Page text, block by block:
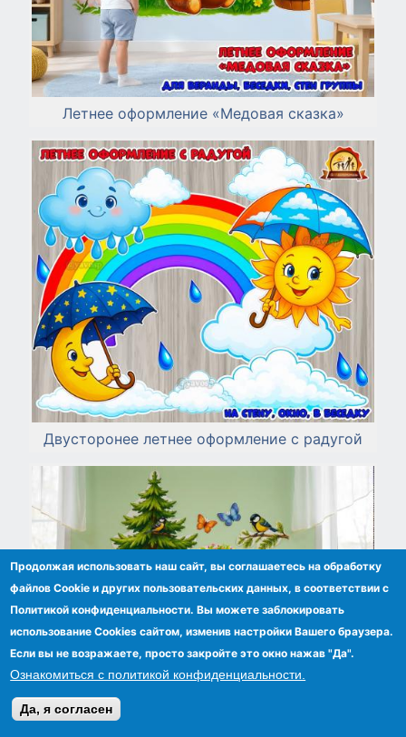
Летнее оформление «Медовая сказка»
Двусторонее летнее оформление с радугой
Летнее оформление веранды или группы
Продолжая использовать наш сайт, вы соглашаетесь на обработку
файлов Сookie и других пользовательских данных, в соответствии с
Политикой конфиденциальности. Вы можете заблокировать
использование Cookies сайтом, изменив настройки Вашего браузера.
Если вы не возражаете, просто закройте это окно нажав "Да".
Ознакомиться с политикой конфиденциальности.
Да, я согласен